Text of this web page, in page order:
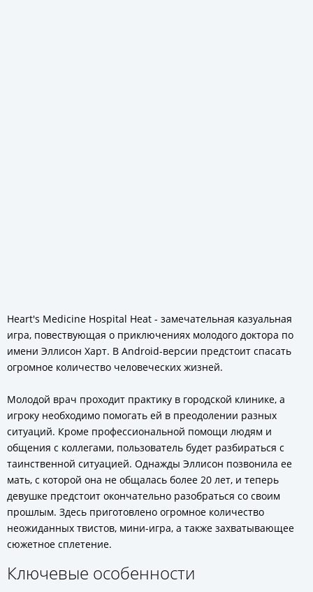
Heart's Medicine Hospital Heat - замечательная казуальная
игра, повествующая о приключениях молодого доктора по
имени Эллисон Харт. В Android-версии предстоит спасать
огромное количество человеческих жизней.
Молодой врач проходит практику в городской клинике, а
игроку необходимо помогать ей в преодолении разных
ситуаций. Кроме профессиональной помощи людям и
общения с коллегами, пользователь будет разбираться с
таинственной ситуацией. Однажды Эллисон позвонила ее
мать, с которой она не общалась более 20 лет, и теперь
девушке предстоит окончательно разобраться со своим
прошлым. Здесь приготовлено огромное количество
неожиданных твистов, мини-игра, а также захватывающее
сюжетное сплетение.
Ключевые особенности